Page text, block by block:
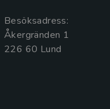
Besöksadress:
Åkergränden 1